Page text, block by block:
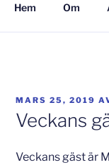
Hem Om
PUBLICERAT
MARS 25, 2019
Veckans
Veckans gäst är